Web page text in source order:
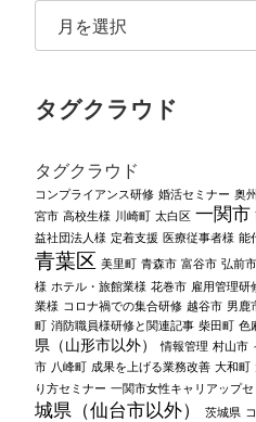
タグクラウド
タグクラウド
コンプライアンス研修 婚活セミナー 奥
宮市 高校生様 川崎町 太白区 一関市
益社団法人様 定着支援 医療従事者様 能
青葉区 美里町 青森市 富谷市 弘前市
様 ホテル・旅館業様 花巻市 雇用管理研
業様 コロナ禍での集合研修 越谷市 男鹿
町 消防職員様研修と関連記事 柴田町 色
県（山形市以外）
情報管理 村山市
市 八峰町 成果を上げる業務改善 大和町
り方セミナー 一関市女性キャリアップセ
城県（仙台市以外）
茨城県